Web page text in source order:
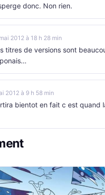
donc. Non rien.
2012 à 18 h 28 min
titres de versions sont
2012 à 9 h 58 min
bientot en fait c est quand